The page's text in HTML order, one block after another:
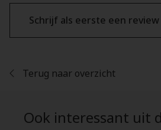
Schrijf als eerste een review
Terug naar overzicht
Ook interessant uit